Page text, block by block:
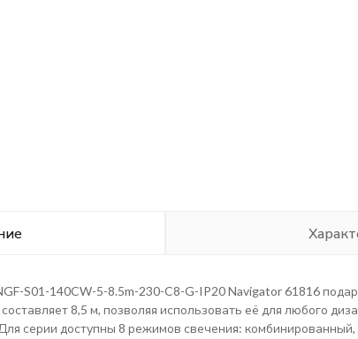
S01-140CW-5-8.5m-230-C8-G-IP20 Navigator 61816
8,5 м, позволяя использовать её для любого
серии доступны 8 режимов свечения: